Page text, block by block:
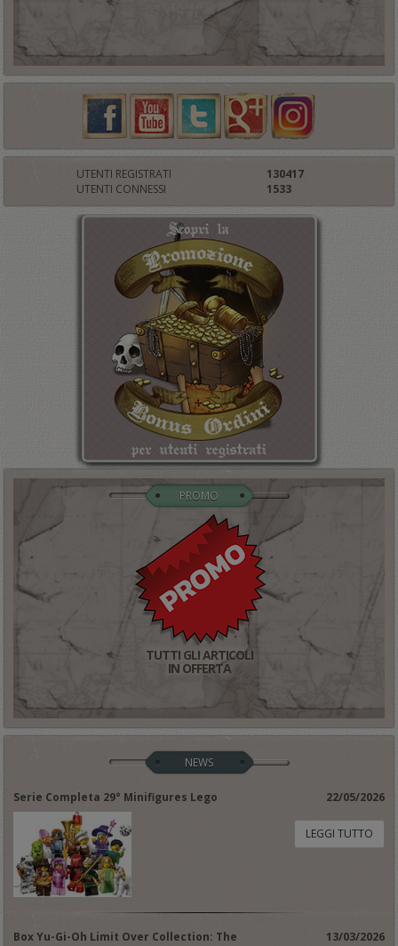
UTENTI REGISTRATI
130417
UTENTI CONNESSI
1533
PROMO
TUTTI GLI ARTICOLI
IN OFFERTA
NEWS
Serie Completa 29° Minifigures Lego 22/05/2026
LEGGI TUTTO
Box Yu-Gi-Oh Limit Over Collection: The
13/03/2026